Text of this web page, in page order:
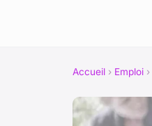
Accueil › Emploi ›